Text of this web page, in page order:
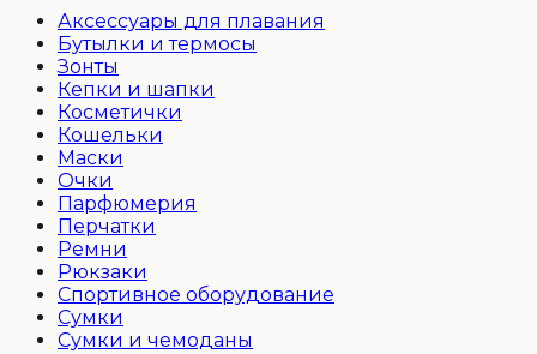
Аксессуары для плавания
Бутылки и термосы
Зонты
Кепки и шапки
Косметички
Кошельки
Маски
Очки
Парфюмерия
Перчатки
Ремни
Рюкзаки
Спортивное оборудование
Сумки
Сумки и чемоданы